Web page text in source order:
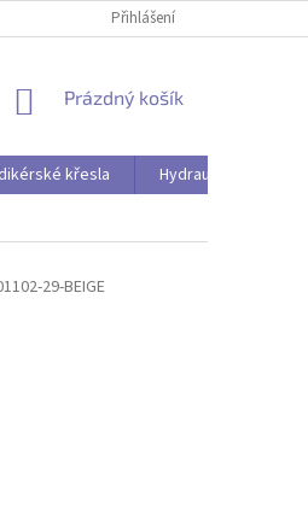
Přihlášení
NÁKUPNÍ
Prázdný košík
křesla
Hydraulická
29-BEIGE